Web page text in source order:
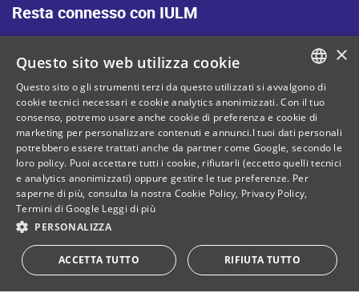
Resta connesso con IULM
Mappa del sito
Privacy policy
Cookie Policy
Note legali
Contatti
C. Fiscale: 80071270153
Dona il tuo 5 per mille!
ITALIAN
ENGLISH
×
Questo sito web utilizza cookie
Questo sito o gli strumenti terzi da questo utilizzati si avvalgono di
cookie tecnici necessari e cookie analytics anonimizzati. Con il tuo
consenso, potremo usare anche cookie di preferenza e cookie di
marketing per personalizzare contenuti e annunci.I tuoi dati personali
potrebbero essere trattati anche da partner come Google, secondo le
loro policy. Puoi accettare tutti i cookie, rifiutarli (eccetto quelli tecnici
e analytics anonimizzati) oppure gestire le tue preferenze. Per
saperne di più, consulta la nostra Cookie Policy, Privacy Policy,
Termini di Google Leggi di più
PERSONALIZZA
ACCETTA TUTTO RIFIUTA TUTTO